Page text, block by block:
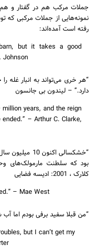
جملات مرکب هم در گفتار و هم
نمونه‌هایی از جملات مرکبی
رفته است آمده‌اند:
but it takes a good
Johnson
“هر خری می‌تواند به انبار غله
دارد.” – لیندون بی جانسون
years, and the reign
– Arthur C. Clarke,
“خشکسالی
بود که سلطنت مارمولک‌های
کلارک ، 2001: ادیسه فضایی
– Mae West
“من قبلا سفید برفی بودم اما
but I can’t get my